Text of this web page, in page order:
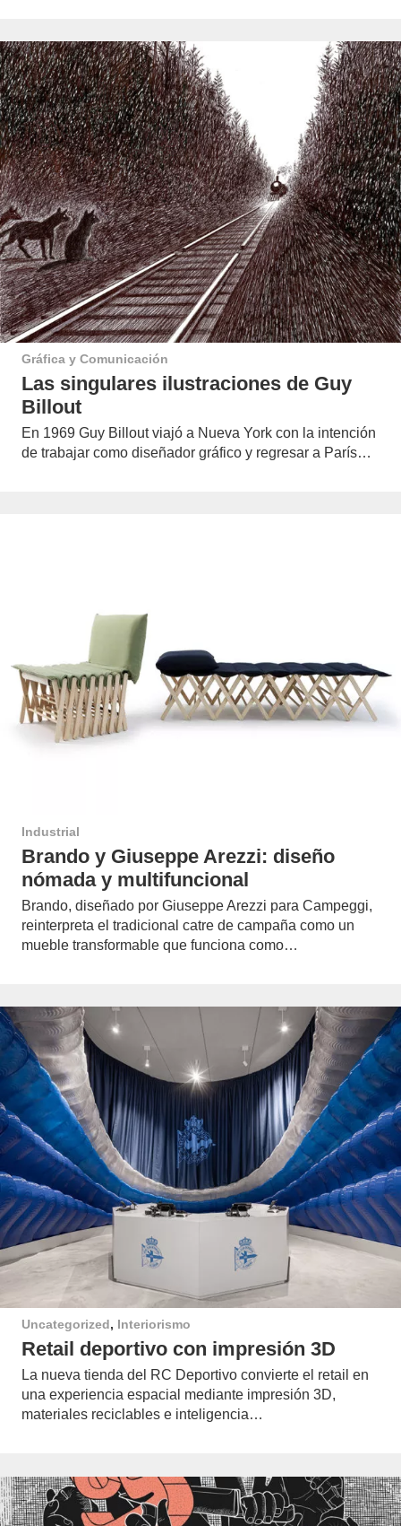
Gráfica y Comunicación
Las singulares ilustraciones de Guy
Billout
En 1969 Guy Billout viajó a Nueva York con la intención
de trabajar como diseñador gráfico y regresar a París…
Industrial
Brando y Giuseppe Arezzi: diseño
nómada y multifuncional
Brando, diseñado por Giuseppe Arezzi para Campeggi,
reinterpreta el tradicional catre de campaña como un
mueble transformable que funciona como…
Uncategorized, Interiorismo
Retail deportivo con impresión 3D
La nueva tienda del RC Deportivo convierte el retail en
una experiencia espacial mediante impresión 3D,
materiales reciclables e inteligencia…